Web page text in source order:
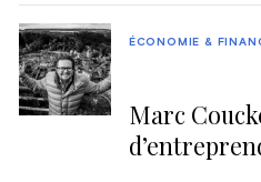
Marc
ÉCONOMIE &